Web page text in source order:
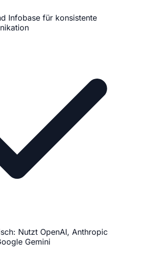
Infobase für konsistente
Nutzt OpenAI, Anthropic
Gemini